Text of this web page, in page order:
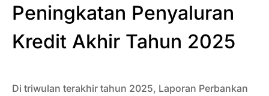
Peningkatan Penyaluran
Kredit Akhir Tahun 2025
Di triwulan terakhir tahun 2025, Laporan Perbankan